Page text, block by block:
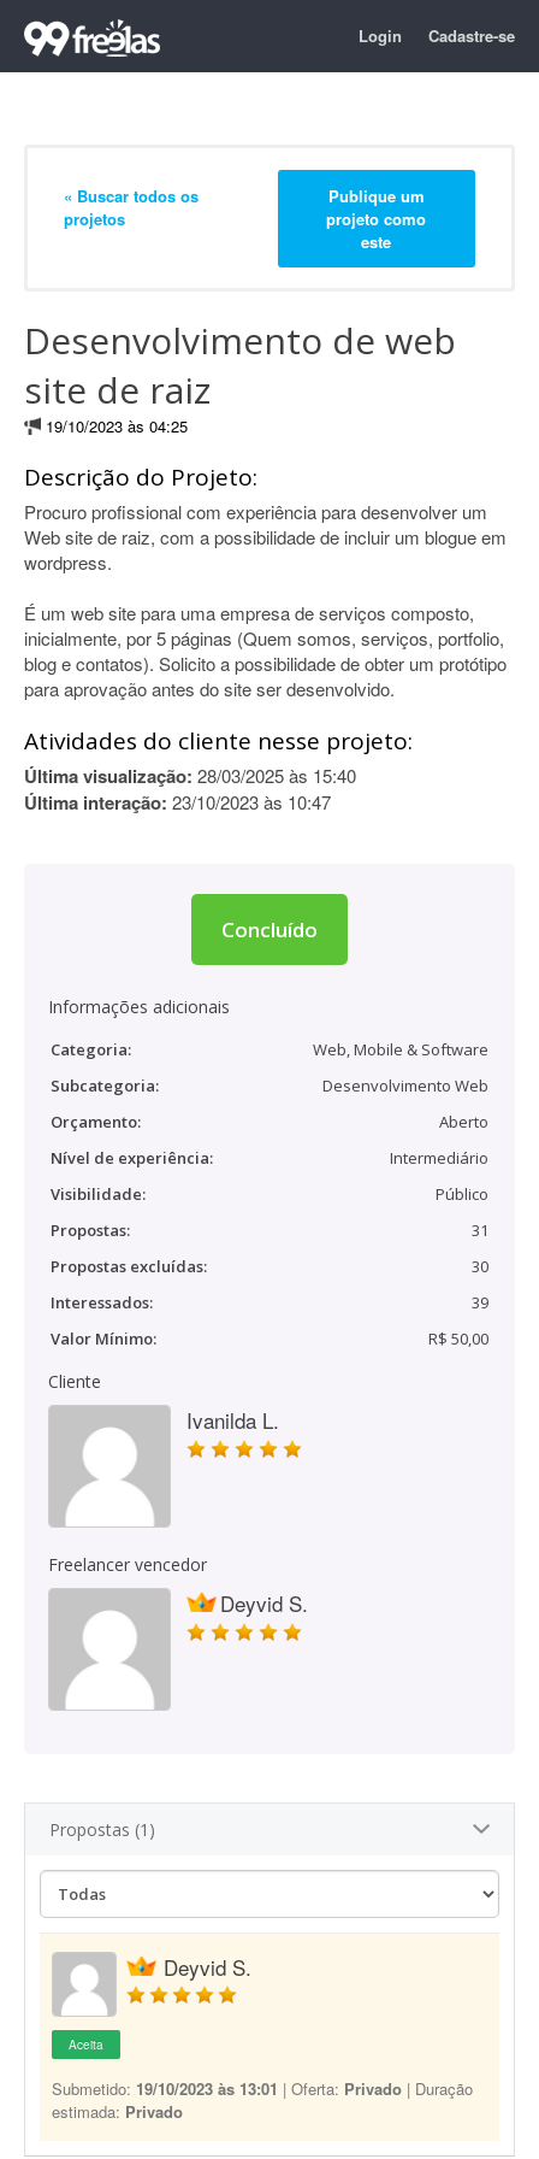
Login Cadastre-se
« Buscar todos os
projetos
Publique um
projeto como
este
Desenvolvimento de web
site de raiz
19/10/2023 às 04:25
Descrição do Projeto:
Procuro profissional com experiência para desenvolver um
Web site de raiz, com a possibilidade de incluir um blogue em
wordpress.
É um web site para uma empresa de serviços composto,
inicialmente, por 5 páginas (Quem somos, serviços, portfolio,
blog e contatos). Solicito a possibilidade de obter um protótipo
para aprovação antes do site ser desenvolvido.
Atividades do cliente nesse projeto:
Última visualização: 28/03/2025 às 15:40
Última interação: 23/10/2023 às 10:47
Concluído
Informações adicionais
Categoria:
Web, Mobile & Software
Subcategoria:
Desenvolvimento Web
Orçamento:
Aberto
Nível de experiência:
Intermediário
Visibilidade:
Público
Propostas:
31
Propostas excluídas:
30
Interessados:
39
Valor Mínimo:
R$ 50,00
Cliente
Ivanilda L.
Freelancer vencedor
Deyvid S.
Propostas (1)
Deyvid S.
Aceita
Submetido: 19/10/2023 às 13:01 | Oferta: Privado | Duração
estimada: Privado